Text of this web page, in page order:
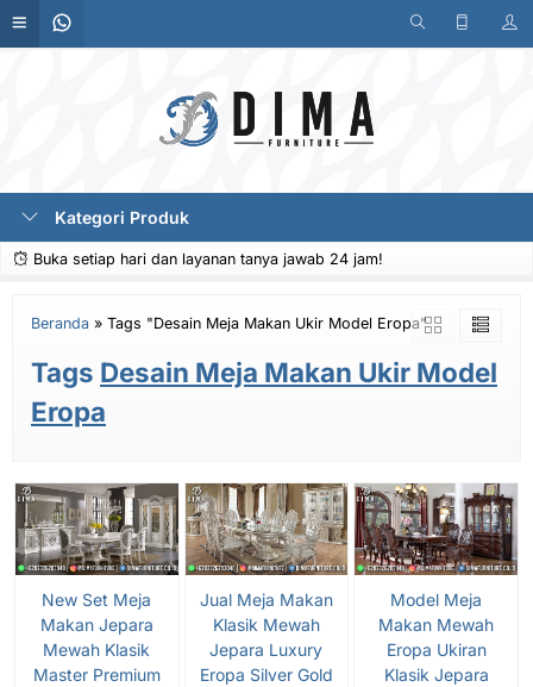
Kategori Produk
Buka setiap hari dan layanan tanya jawab 24 jam!
Beranda » Tags "Desain Meja Makan Ukir Model Eropa"
Tags Desain Meja Makan Ukir Model
Eropa
New Set Meja
Makan Jepara
Mewah Klasik
Master Premium
Jual Meja Makan
Klasik Mewah
Jepara Luxury
Eropa Silver Gold
Model Meja
Makan Mewah
Eropa Ukiran
Klasik Jepara